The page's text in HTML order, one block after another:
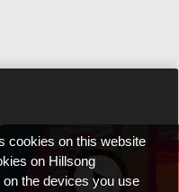
cookies on this website
on Hillsong
the devices you use